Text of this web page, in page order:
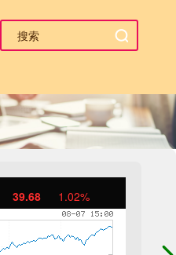
39.68 1.02%